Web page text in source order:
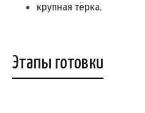
крупная тёрка.
Этапы готовки